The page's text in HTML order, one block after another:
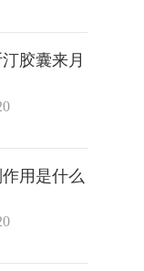
胶囊来月
用是什么